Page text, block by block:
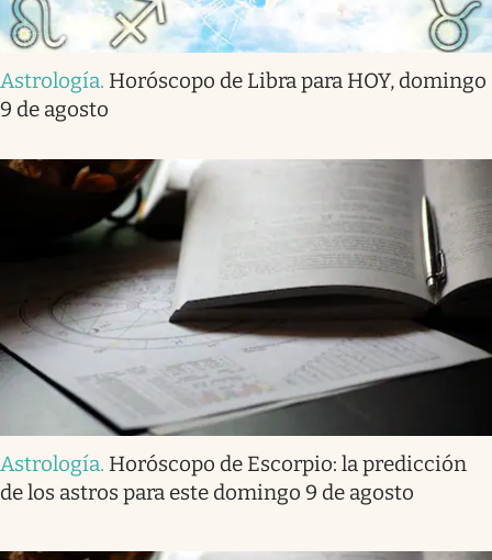
Astrología. Horóscopo de Libra para HOY, domingo
9 de agosto
Astrología. Horóscopo de Escorpio: la predicción
de los astros para este domingo 9 de agosto